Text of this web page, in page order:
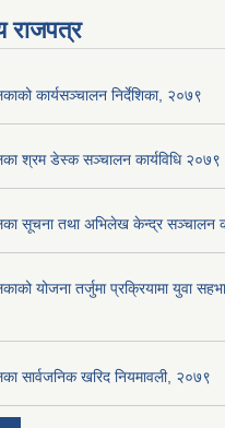
राजपत्र
कार्यसञ्‍चालन निर्देशिका, २०७९
श्रम डेस्क सञ्चालन कार्यविधि २०७९
सूचना तथा अभिलेख केन्द्र सञ्चालन
योजना तर्जुमा प्रक्रियामा युवा
सार्वजनिक खरिद नियमावली, २०७९